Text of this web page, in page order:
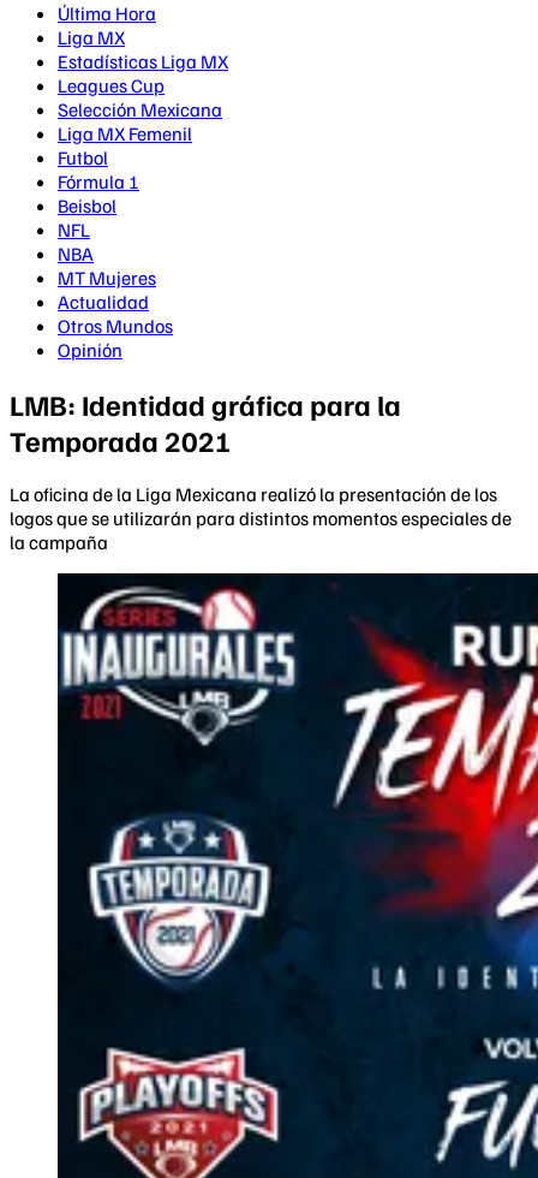
Última Hora
Liga MX
Estadísticas Liga MX
Leagues Cup
Selección Mexicana
Liga MX Femenil
Futbol
Fórmula 1
Beisbol
NFL
NBA
MT Mujeres
Actualidad
Otros Mundos
Opinión
LMB: Identidad gráfica para la
Temporada 2021
La oficina de la Liga Mexicana realizó la presentación de los
logos que se utilizarán para distintos momentos especiales de
la campaña